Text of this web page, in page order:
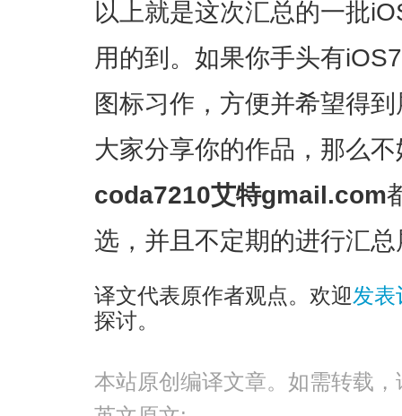
以上就是这次汇总的一批
用的到。如果你手头有
图标习作，方便并希望得
大家分享你的作品，那么
coda7210艾特gmail.com
选，并且不定期的进行汇
译文代表原作者观点。欢迎发表
探讨。
本站原创编译文章。如需转载